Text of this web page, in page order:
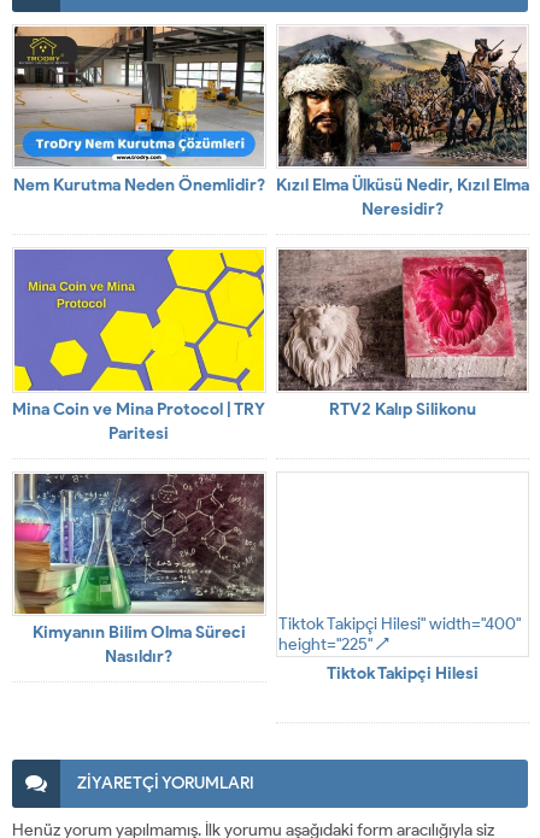
Nem Kurutma Neden Önemlidir?
Kızıl Elma Ülküsü Nedir, Kızıl Elma
Neresidir?
Mina Coin ve Mina Protocol | TRY
Paritesi
RTV2 Kalıp Silikonu
Kimyanın Bilim Olma Süreci
Nasıldır?
Tiktok Takipçi Hilesi" width="400"
height="225" />
Tiktok Takipçi Hilesi
ZİYARETÇİ YORUMLARI
Henüz yorum yapılmamış. İlk yorumu aşağıdaki form aracılığıyla siz